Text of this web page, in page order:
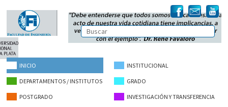
INICIO INSTITUCIONAL
DEPARTAMENTOS / INSTITUTOS GRADO
POSTGRADO INVESTIGACIÓN Y TRANSFERENCIA